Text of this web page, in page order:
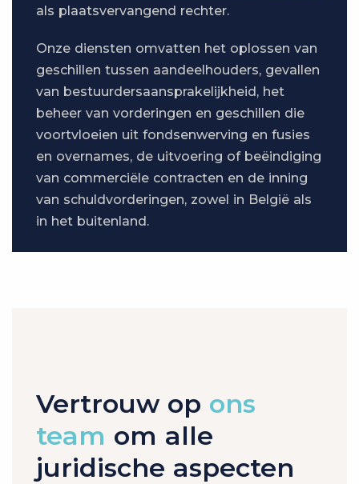
als plaatsvervangend rechter.
Onze diensten omvatten het oplossen van
geschillen tussen aandeelhouders, gevallen
van bestuurdersaansprakelijkheid, het
beheer van vorderingen en geschillen die
voortvloeien uit fondsenwerving en fusies
en overnames, de uitvoering of beëindiging
van commerciële contracten en de inning
van schuldvorderingen, zowel in België als
in het buitenland.
Vertrouw op ons
team om alle
juridische aspecten